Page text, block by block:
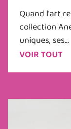
Quand l'art
collection
uniques, ses...
VOIR TOUT